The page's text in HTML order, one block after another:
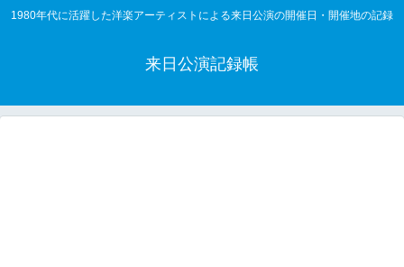
1980年代に活躍した洋楽アーティストによる来日公演の開催日・開催地の記録
来日公演記録帳